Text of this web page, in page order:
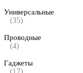
Универсальные
(35)
Проводные
(4)
Гаджеты